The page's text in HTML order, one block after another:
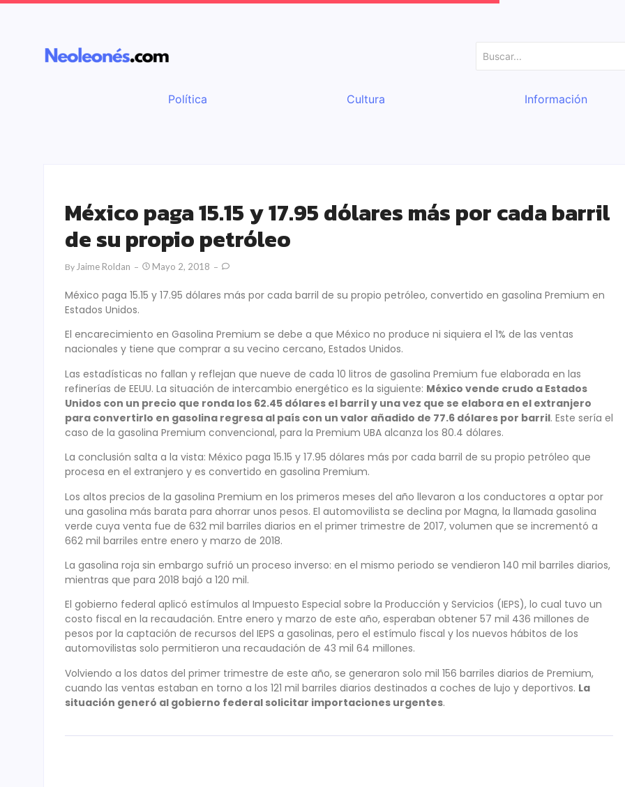
Política Cultura Información
México paga 15.15 y 17.95 dólares más por cada barril
de su propio petróleo
By Jaime Roldan Mayo 2, 2018
México paga 15.15 y 17.95 dólares más por cada barril de su propio petróleo, convertido en gasolina Premium en
Estados Unidos.
El encarecimiento en Gasolina Premium se debe a que México no produce ni siquiera el 1% de las ventas
nacionales y tiene que comprar a su vecino cercano, Estados Unidos.
Las estadísticas no fallan y reflejan que nueve de cada 10 litros de gasolina Premium fue elaborada en las
refinerías de EEUU. La situación de intercambio energético es la siguiente: México vende crudo a Estados
Unidos con un precio que ronda los 62.45 dólares el barril y una vez que se elabora en el extranjero
para convertirlo en gasolina regresa al país con un valor añadido de 77.6 dólares por barril. Este sería el
caso de la gasolina Premium convencional, para la Premium UBA alcanza los 80.4 dólares.
La conclusión salta a la vista: México paga 15.15 y 17.95 dólares más por cada barril de su propio petróleo que
procesa en el extranjero y es convertido en gasolina Premium.
Los altos precios de la gasolina Premium en los primeros meses del año llevaron a los conductores a optar por
una gasolina más barata para ahorrar unos pesos. El automovilista se declina por Magna, la llamada gasolina
verde cuya venta fue de 632 mil barriles diarios en el primer trimestre de 2017, volumen que se incrementó a
662 mil barriles entre enero y marzo de 2018.
La gasolina roja sin embargo sufrió un proceso inverso: en el mismo periodo se vendieron 140 mil barriles diarios,
mientras que para 2018 bajó a 120 mil.
El gobierno federal aplicó estímulos al Impuesto Especial sobre la Producción y Servicios (IEPS), lo cual tuvo un
costo fiscal en la recaudación. Entre enero y marzo de este año, esperaban obtener 57 mil 436 millones de
pesos por la captación de recursos del IEPS a gasolinas, pero el estímulo fiscal y los nuevos hábitos de los
automovilistas solo permitieron una recaudación de 43 mil 64 millones.
Volviendo a los datos del primer trimestre de este año, se generaron solo mil 156 barriles diarios de Premium,
cuando las ventas estaban en torno a los 121 mil barriles diarios destinados a coches de lujo y deportivos. La
situación generó al gobierno federal solicitar importaciones urgentes.